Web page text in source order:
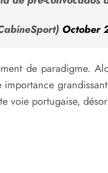
October
de paradigme.
voie portugaise,